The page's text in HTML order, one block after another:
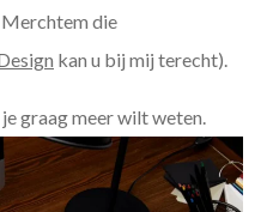
Merchtem die
kan u bij mij terecht).
graag meer wilt weten.